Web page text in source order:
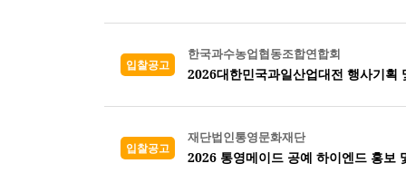
입찰공고
한국과수농업협동조합연합회
2026대한민국과일산업대전 행사기획
입찰공고
재단법인통영문화재단
2026 통영메이드 공예 하이엔드 홍보